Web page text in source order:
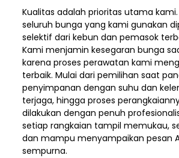
Kualitas adalah prioritas utama
seluruh bunga yang kami gunakan
selektif dari kebun dan pemasok
Kami menjamin kesegaran bunga
karena proses perawatan kami
terbaik. Mulai dari pemilihan saat
penyimpanan dengan suhu dan
terjaga, hingga proses
dilakukan dengan penuh
setiap rangkaian tampil memukau,
dan mampu menyampaikan pesan
sempurna.